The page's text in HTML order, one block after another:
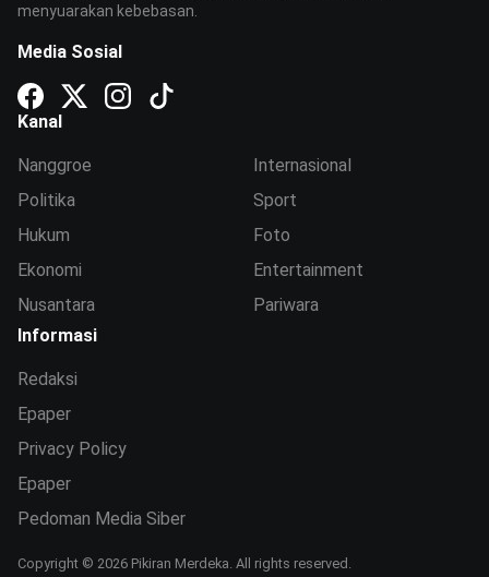
menyuarakan kebebasan.
Media Sosial
Kanal
Nanggroe
Politika
Hukum
Ekonomi
Nusantara
Internasional
Sport
Foto
Entertainment
Pariwara
Informasi
Redaksi
Epaper
Privacy Policy
Epaper
Pedoman Media Siber
Copyright © 2026 Pikiran Merdeka. All rights reserved.